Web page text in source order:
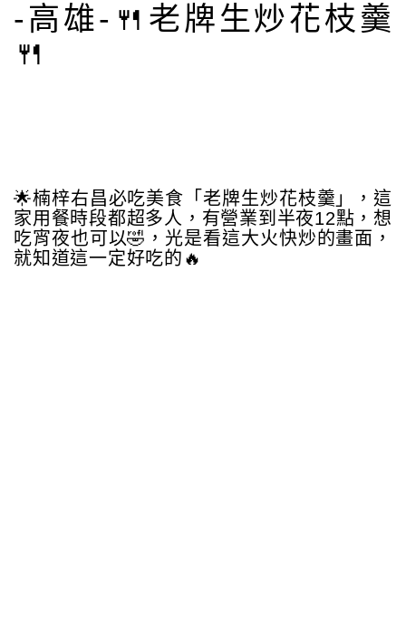
-高雄-🍴老牌生炒花枝羹
🍴
🌟楠梓右昌必吃美食「老牌生炒花枝羹」，這
家用餐時段都超多人，有營業到半夜12點，想
吃宵夜也可以🤣，光是看這大火快炒的畫面，
就知道這一定好吃的🔥